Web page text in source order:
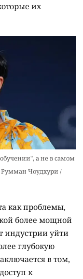
их
а не в самом
Румман Чоудхури /
как проблемы,
более мощной
индустрии уйти
глубокую
в том,
к